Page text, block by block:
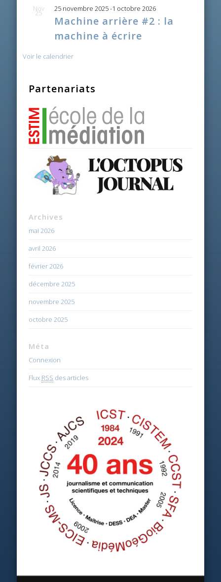
Nov
25 25 novembre 2025-1 octobre 2026
Machine arrière #2 : la
machine à écrire
Voir le calendrier
Partenariats
Archives
mai 2026
avril 2026
février 2026
décembre 2025
novembre 2025
octobre 2025
Méta
Connexion
Flux RSS des articles